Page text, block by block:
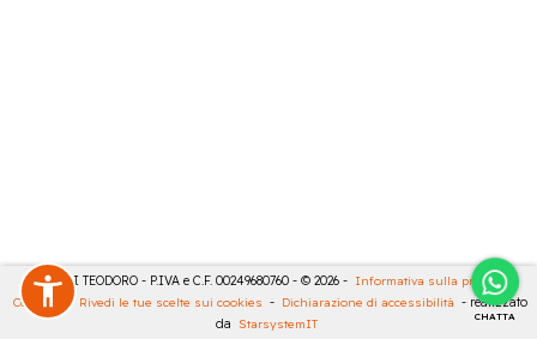
CHATTA
MASULLI TEODORO - P.IVA e C.F. 00249680760 - © 2026 - Informativa sulla privacy -
Cookies
- Rivedi le tue scelte sui cookies - Dichiarazione di accessibilità - realizzato
da StarsystemIT